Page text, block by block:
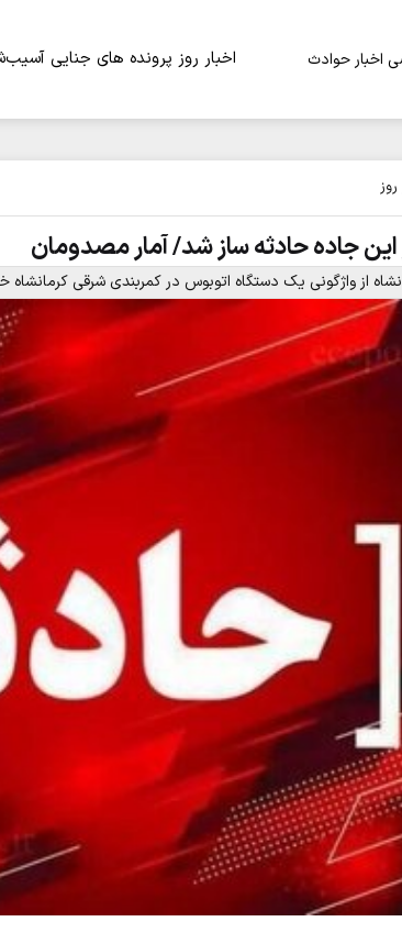
حوادث اخبار روز پرونده های جنایی
روز
جاده حادثه ساز شد/ آمار مصدومان
از واژگونی یک دستگاه اتوبوس در کمربندی شرقی کرمانشاه خبر داد و